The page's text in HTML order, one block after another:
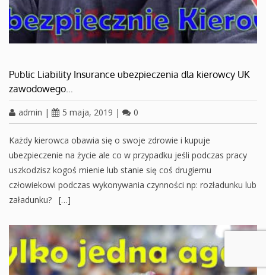
Public Liability Insurance ubezpieczenia dla kierowcy UK
zawodowego…
admin | 5 maja, 2019 | 0
Każdy kierowca obawia się o swoje zdrowie i kupuje
ubezpieczenie na życie ale co w przypadku jeśli podczas pracy
uszkodzisz kogoś mienie lub stanie się coś drugiemu
człowiekowi podczas wykonywania czynności np: rozładunku lub
załadunku? […]